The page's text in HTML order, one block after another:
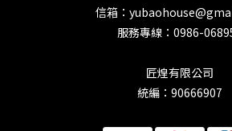
信箱：
服務專線：0986-
匠煌有限公司
統編：90666907